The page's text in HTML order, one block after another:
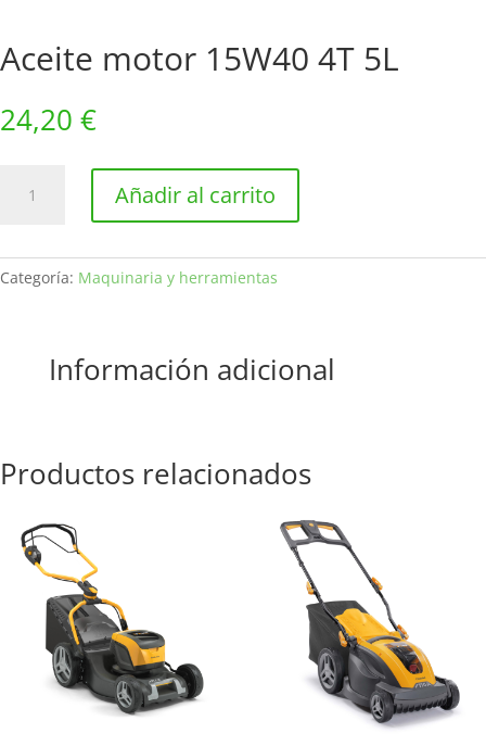
Aceite motor 15W40 4T 5L
24,20 €
motor
5L
Añadir al carrito
Categoría: Maquinaria y herramientas
Información adicional
Productos relacionados